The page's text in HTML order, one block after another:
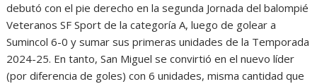
debutó con el pie derecho en la segunda Jornada del balompié
Veteranos SF Sport de la categoría A, luego de golear a
Sumincol 6-0 y sumar sus primeras unidades de la Temporada
2024-25. En tanto, San Miguel se convirtió en el nuevo líder
(por diferencia de goles) con 6 unidades, misma cantidad que